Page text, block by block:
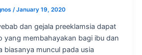
/January 19, 2020
dan gejala preeklamsia dapat
yang membahayakan bagi ibu dan
biasanya muncul pada usia